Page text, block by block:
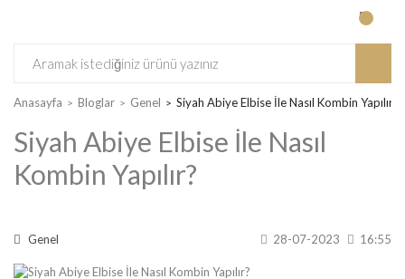
Anasayfa Bloglar Genel Siyah Abiye Elbise İle Nasıl Kombin Yapılır?
Siyah Abiye Elbise İle Nasıl
Kombin Yapılır?
Genel 28-07-2023 16:55